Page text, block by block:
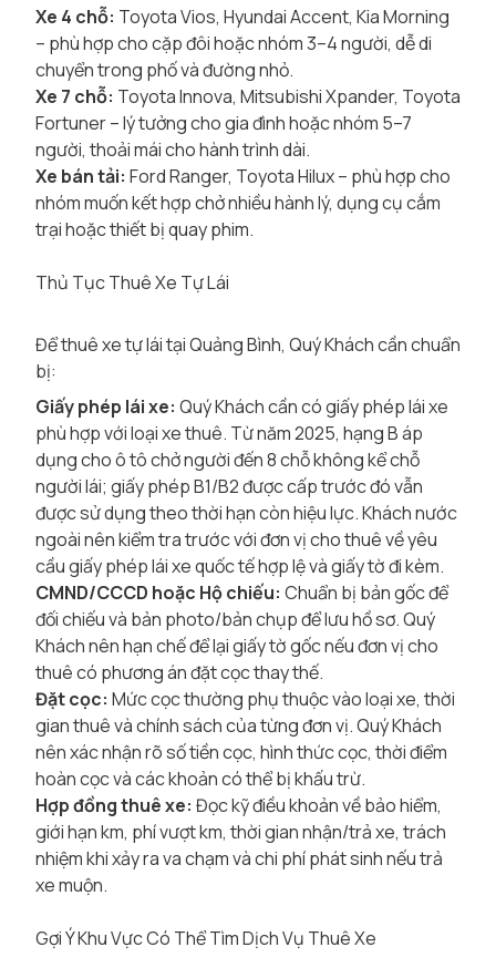
Xe 4 chỗ: Toyota Vios, Hyundai Accent, Kia Morning
– phù hợp cho cặp đôi hoặc nhóm 3–4 người, dễ di
chuyển trong phố và đường nhỏ.
Xe 7 chỗ: Toyota Innova, Mitsubishi Xpander, Toyota
Fortuner – lý tưởng cho gia đình hoặc nhóm 5–7
người, thoải mái cho hành trình dài.
Xe bán tải: Ford Ranger, Toyota Hilux – phù hợp cho
nhóm muốn kết hợp chở nhiều hành lý, dụng cụ cắm
trại hoặc thiết bị quay phim.
Thủ Tục Thuê Xe Tự Lái
Để thuê xe tự lái tại Quảng Bình, Quý Khách cần chuẩn
bị:
Giấy phép lái xe: Quý Khách cần có giấy phép lái xe
phù hợp với loại xe thuê. Từ năm 2025, hạng B áp
dụng cho ô tô chở người đến 8 chỗ không kể chỗ
người lái; giấy phép B1/B2 được cấp trước đó vẫn
được sử dụng theo thời hạn còn hiệu lực. Khách nước
ngoài nên kiểm tra trước với đơn vị cho thuê về yêu
cầu giấy phép lái xe quốc tế hợp lệ và giấy tờ đi kèm.
CMND/CCCD hoặc Hộ chiếu: Chuẩn bị bản gốc để
đối chiếu và bản photo/bản chụp để lưu hồ sơ. Quý
Khách nên hạn chế để lại giấy tờ gốc nếu đơn vị cho
thuê có phương án đặt cọc thay thế.
Đặt cọc: Mức cọc thường phụ thuộc vào loại xe, thời
gian thuê và chính sách của từng đơn vị. Quý Khách
nên xác nhận rõ số tiền cọc, hình thức cọc, thời điểm
hoàn cọc và các khoản có thể bị khấu trừ.
Hợp đồng thuê xe: Đọc kỹ điều khoản về bảo hiểm,
giới hạn km, phí vượt km, thời gian nhận/trả xe, trách
nhiệm khi xảy ra va chạm và chi phí phát sinh nếu trả
xe muộn.
Gợi Ý Khu Vực Có Thể Tìm Dịch Vụ Thuê Xe